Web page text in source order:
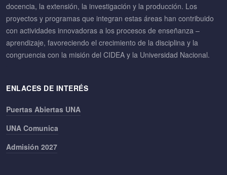
docencia, la extensión, la investigación y la producción. Los
proyectos y programas que integran estas áreas han contribuido
con actividades innovadoras a los procesos de enseñanza –
aprendizaje, favoreciendo el crecimiento de la disciplina y la
congruencia con la misión del CIDEA y la Universidad Nacional.
ENLACES DE INTERÉS
Puertas Abiertas UNA
UNA Comunica
Admisión 2027